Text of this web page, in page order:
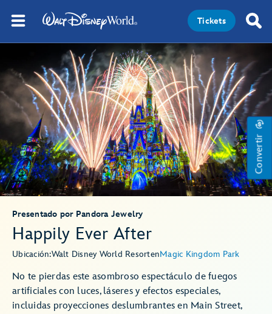
Tickets
Convertir
Happily Ever After
Presentado por Pandora Jewelry
Ubicación:Walt Disney World ResortenMagic Kingdom Park
No te pierdas este asombroso espectáculo de fuegos
artificiales con luces, láseres y efectos especiales,
incluidas proyecciones deslumbrantes en Main Street,